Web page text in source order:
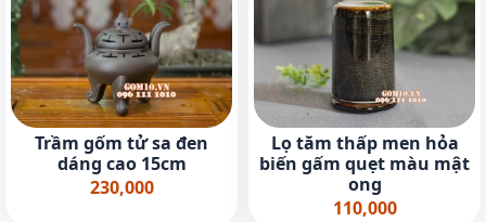
Trầm gốm tử sa đen
dáng cao 15cm
230,000
Lọ tăm thấp men hỏa
biến gấm quẹt màu mật
ong
110,000